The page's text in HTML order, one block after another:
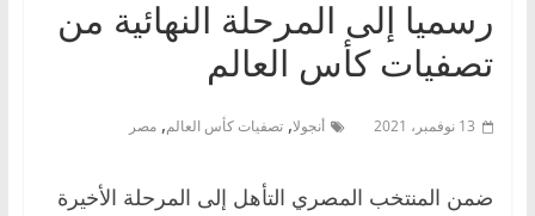
رسميا إلى المرحلة النهائية من
تصفيات كأس العالم
13 نوفمبر، 2021 أنجولا, تصفيات كأس العالم, مصر
ضمن المنتخب المصري التأهل إلى المرحلة الأخيرة